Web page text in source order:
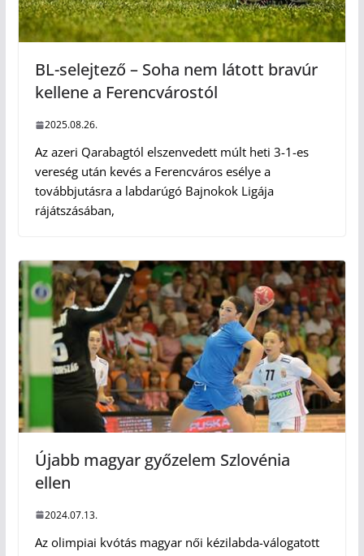
BL-selejtező – Soha nem látott bravúr
kellene a Ferencvárostól
2025.08.26.
Az azeri Qarabagtól elszenvedett múlt heti 3-1-es
vereség után kevés a Ferencváros esélye a
továbbjutásra a labdarúgó Bajnokok Ligája
rájátszásában,
Újabb magyar győzelem Szlovénia
ellen
2024.07.13.
Az olimpiai kvótás magyar női kézilabda-válogatott